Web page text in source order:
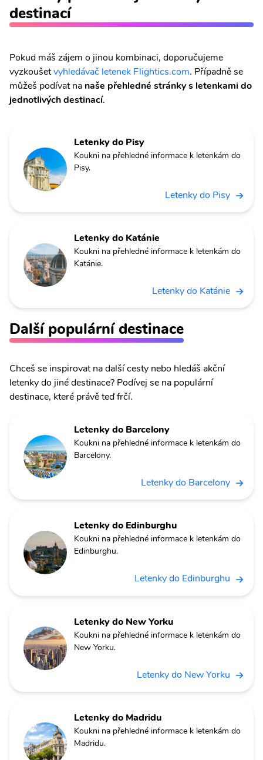
destinací
Pokud máš zájem o jinou kombinaci, doporučujeme
vyzkoušetvyhledávač letenek Flightics.com. Případně se
můžeš podívat na naše přehledné stránky s letenkami do
jednotlivých destinací.
Letenky do Pisy
Koukni na přehledné informace k letenkám do
Pisy.
Letenky do Pisy
Letenky do Katánie
Koukni na přehledné informace k letenkám do
Katánie.
Letenky do Katánie
Další populární destinace
Chceš se inspirovat na další cesty nebo hledáš akční
letenky do jiné destinace? Podívej se na populární
destinace, které právě teď frčí.
Letenky do Barcelony
Koukni na přehledné informace k letenkám do
Barcelony.
Letenky do Barcelony
Letenky do Edinburghu
Koukni na přehledné informace k letenkám do
Edinburghu.
Letenky do Edinburghu
Letenky do New Yorku
Koukni na přehledné informace k letenkám do
New Yorku.
Letenky do New Yorku
Letenky do Madridu
Koukni na přehledné informace k letenkám do
Madridu.